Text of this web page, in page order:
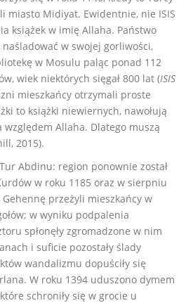
miasto Midiyat. Ewidentnie, nie ISIS
książek w imię Allaha. Państwo
naśladować w swojej gorliwości,
w Mosulu paląc ponad 112
wiek niektórych sięgał 800 lat (ISIS
mieszkańcy otrzymali proste
to książki niewiernych, nawołują
względem Allaha. Dlatego muszą
2015).
Abdinu: region ponownie został
w roku 1185 oraz w sierpniu
Gehennę przeżyli mieszkańcy w
w wyniku podpalenia
spłonęły zgromadzone w nim
i suficie pozostały ślady
wandalizmu dopuściły się
W roku 1394 uduszono dymem
schroniły się w grocie u